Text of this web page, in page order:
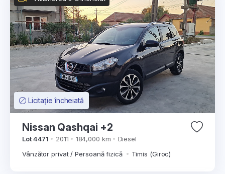
Licitație încheiată
Nissan Qashqai +2
Lot 4471 2011 184,000 km
Diesel
Vânzător privat / Persoană fizică
Timis (Giroc)